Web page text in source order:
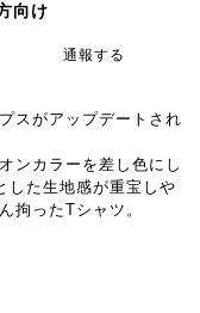
向け
通報する
スがアップデートされ
ンカラーを差し色にし
した生地感が重宝しや
拘ったTシャツ。